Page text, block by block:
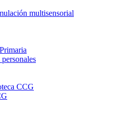
multisensorial
CCG